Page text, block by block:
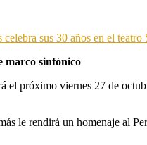
sus 30 años en el teatro
marco sinfónico
el próximo viernes 27 de
le rendirá un homenaje al